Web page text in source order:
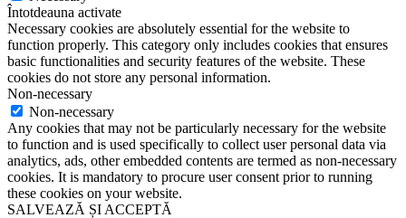
Întotdeauna activate
Necessary cookies are absolutely essential for the website to
function properly. This category only includes cookies that ensures
basic functionalities and security features of the website. These
cookies do not store any personal information.
Non-necessary
Non-necessary
Any cookies that may not be particularly necessary for the website
to function and is used specifically to collect user personal data via
analytics, ads, other embedded contents are termed as non-necessary
cookies. It is mandatory to procure user consent prior to running
these cookies on your website.
SALVEAZĂ ȘI ACCEPTĂ